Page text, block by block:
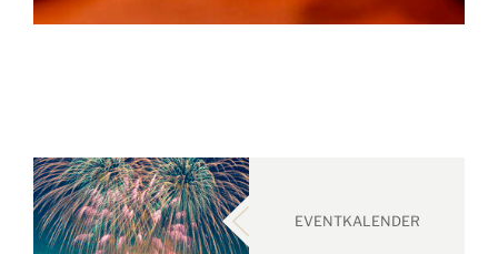
EVENTKALENDER